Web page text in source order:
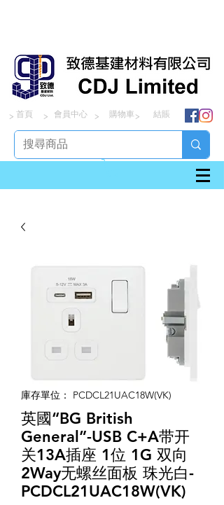
> > > >
首頁 會員中心 購物車 結賬
庫存單位： PCDCL21UAC18W(VK)
英國“BG British
General”-USB C+A带开
关13A插座 1位 1G 双向
2Way无螺丝面板 珠光白-
PCDCL21UAC18W(VK)